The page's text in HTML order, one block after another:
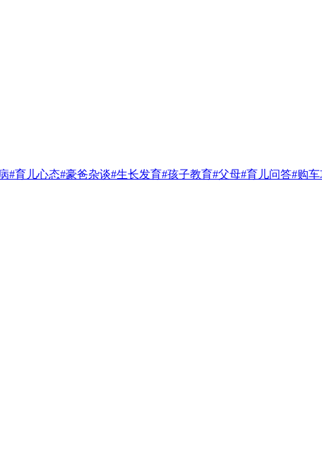
#育儿心态#豪爸杂谈#生长发育#孩子教育#父母#育儿问答#购